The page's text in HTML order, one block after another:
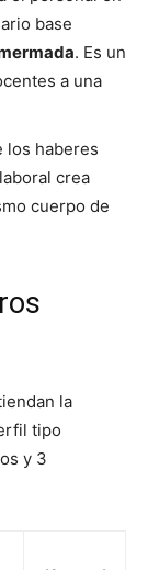
base
. Es un
a una
los haberes
crea
cuerpo de
la
tipo
y 3